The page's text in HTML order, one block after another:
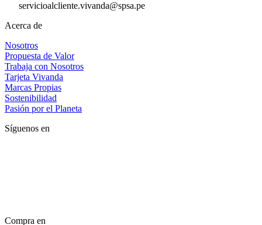
servicioalcliente.vivanda@spsa.pe
Acerca de
Nosotros
Propuesta de Valor
Trabaja con Nosotros
Tarjeta Vivanda
Marcas Propias
Sostenibilidad
Pasión por el Planeta
Síguenos en
Compra en